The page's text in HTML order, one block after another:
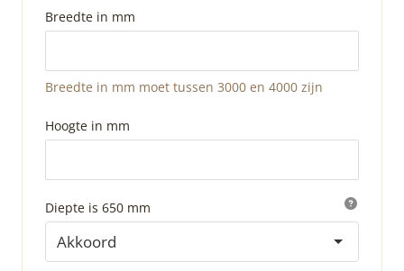
Breedte in mm
Breedte in mm moet tussen 3000 en 4000 zijn
Hoogte in mm
Diepte is 650 mm
Akkoord